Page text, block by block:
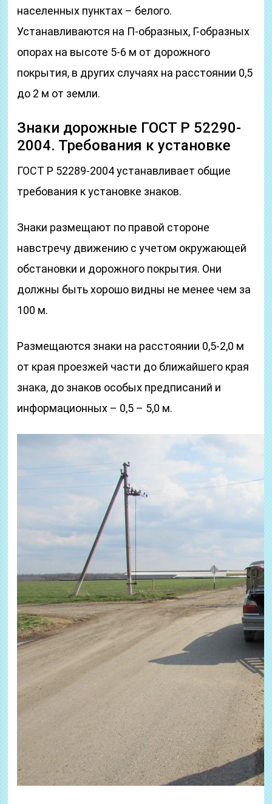
населенных пунктах – белого.
Устанавливаются на П-образных, Г-образных
опорах на высоте 5-6 м от дорожного
покрытия, в других случаях на расстоянии 0,5
до 2 м от земли.
Знаки дорожные ГОСТ Р 52290-
2004. Требования к установке
ГОСТ Р 52289-2004 устанавливает общие
требования к установке знаков.
Знаки размещают по правой стороне
навстречу движению с учетом окружающей
обстановки и дорожного покрытия. Они
должны быть хорошо видны не менее чем за
100 м.
Размещаются знаки на расстоянии 0,5-2,0 м
от края проезжей части до ближайшего края
знака, до знаков особых предписаний и
информационных – 0,5 – 5,0 м.